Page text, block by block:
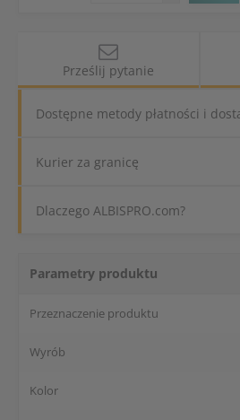
Prześlij pytanie
Dostępne metody płatności i
Kurier za granicę
Dlaczego ALBISPRO.com?
Parametry produktu
Przeznaczenie produktu
Wyrób
Kolor